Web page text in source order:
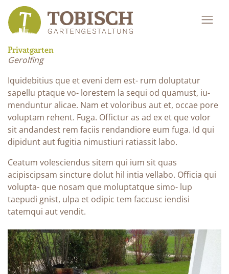
Privatgarten
Gerolfing
Iquidebitius que et eveni dem est- rum doluptatur
sapellu ptaque vo- lorestem la sequi od quamust, iu-
menduntur alicae. Nam et voloribus aut et, occae pore
voluptam rehent. Fuga. Offictur as ad ex et que volor
sit andandest rem faciis rendandiore eum fuga. Id qui
dipidunt aut fugitia nimustiuri ratiassit labo.
Ceatum volesciendus sitem qui ium sit quas
acipiscipsam sincture dolut hil intia vellabo. Officia qui
volupta- que nosam que moluptatque simo- lup
taepudi gnist, ulpa et odipic tem faccusc iendisi
tatemqui aut vendit.